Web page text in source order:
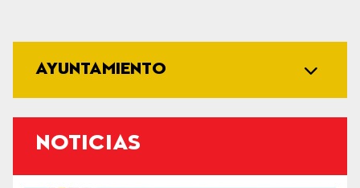
AYUNTAMIENTO
NOTICIAS